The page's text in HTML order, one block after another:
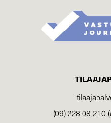
(09) 228 08 210